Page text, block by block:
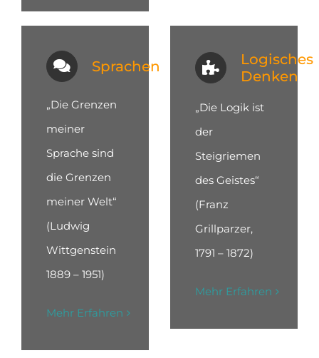
Sprachen
„Die Grenzen
meiner
Sprache sind
die Grenzen
meiner Welt“
(Ludwig
Wittgenstein
1889 – 1951)
Mehr Erfahren
Logisches
Denken
„Die Logik ist
der
Steigriemen
des Geistes“
(Franz
Grillparzer,
1791 – 1872)
Mehr Erfahren